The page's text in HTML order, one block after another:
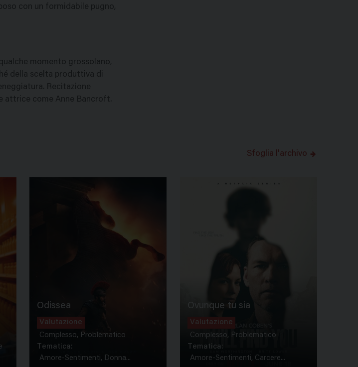
con un formidabile pugno,
momento grossolano,
della scelta produttiva di
Recitazione
attrice come Anne Bancroft.
Sfoglia l'archivo
Odissea
Valutazione
Complesso, Problematico
Tematica:
Amore-Sentimenti, Donna...
Ovunque tu sia
Valutazione
Complesso, Problematico
Tematica:
Amore-Sentimenti, Carcere...